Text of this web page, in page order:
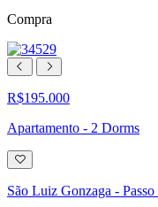
Compra
R$195.000
Apartamento - 2 Dorms
Adicionar
à
lista
de
São Luiz Gonzaga -